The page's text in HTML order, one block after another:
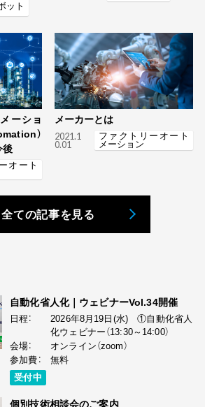
ット
ーショ
）
後
オート
メーカーとは
2021.1
0.01
ファクトリーオート
メーション
全ての記事を見る
自動化省人化｜ウェビナーVol.34開催
日程：
2026年8月19日(水) ①自動化省人
化ウェビナー（13:30～14:00）
会場：
オンライン（zoom）
参加費：
無料
受付中
個別技術相談会のご案内